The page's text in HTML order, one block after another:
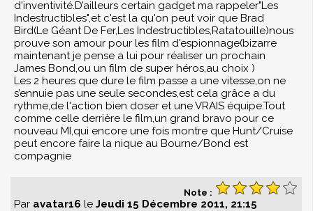
d'inventivité.D’ailleurs certain gadget ma rappeler"Les
Indestructibles",et c'est la qu'on peut voir que Brad
Bird(Le Géant De Fer,Les Indestructibles,Ratatouille)nous
prouve son amour pour les film d'espionnage(bizarre
maintenant je pense a lui pour réaliser un prochain
James Bond,ou un film de super héros,au choix )
Les 2 heures que dure le film passe a une vitesse,on ne
s’ennuie pas une seule secondes,est cela grâce a du
rythme,de l'action bien doser et une VRAIS équipe.Tout
comme celle derrière le film,un grand bravo pour ce
nouveau MI,qui encore une fois montre que Hunt/Cruise
peut encore faire la nique au Bourne/Bond est
compagnie
Note :
Par avatar16 le Jeudi 15 Décembre 2011, 21:15